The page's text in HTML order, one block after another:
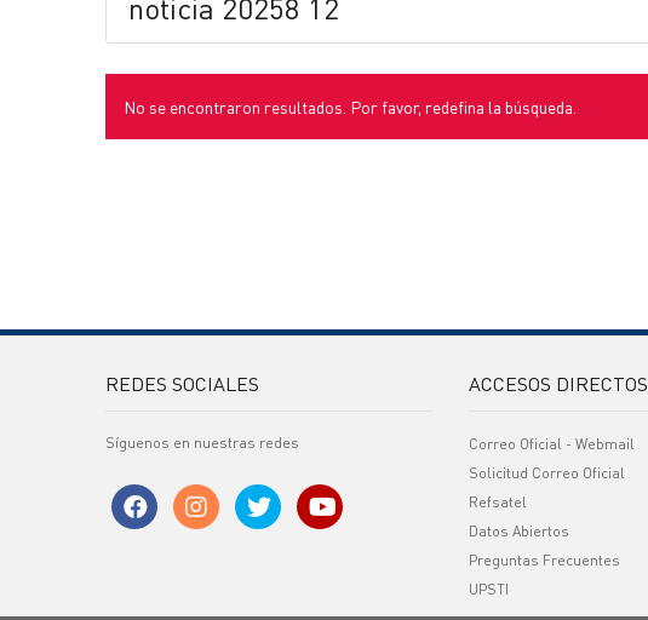
No se encontraron resultados. Por favor, redefina la búsqueda.
REDES SOCIALES
Síguenos en nuestras redes
ACCESOS DIRECTOS
Correo Oficial - Webmail
Solicitud Correo Oficial
Refsatel
Datos Abiertos
Preguntas Frecuentes
UPSTI